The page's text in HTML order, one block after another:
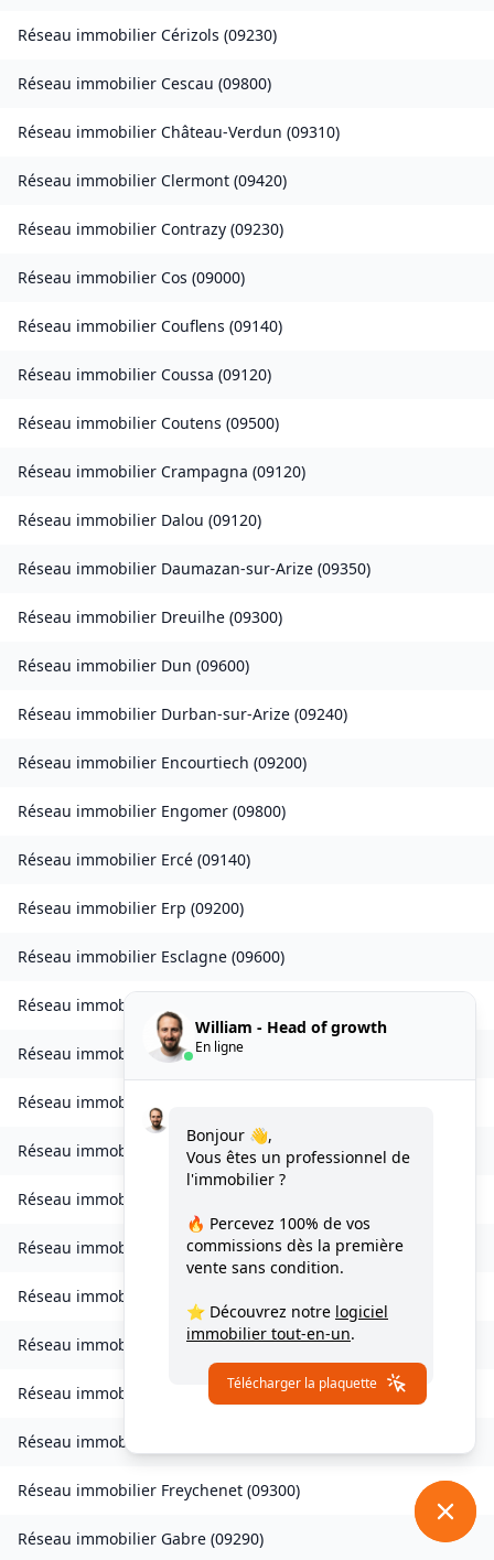
Réseau immobilier Cérizols (09230)
Réseau immobilier Cescau (09800)
Réseau immobilier Château-Verdun (09310)
Réseau immobilier Clermont (09420)
Réseau immobilier Contrazy (09230)
Réseau immobilier Cos (09000)
Réseau immobilier Couflens (09140)
Réseau immobilier Coussa (09120)
Réseau immobilier Coutens (09500)
Réseau immobilier Crampagna (09120)
Réseau immobilier Dalou (09120)
Réseau immobilier Daumazan-sur-Arize (09350)
Réseau immobilier Dreuilhe (09300)
Réseau immobilier Dun (09600)
Réseau immobilier Durban-sur-Arize (09240)
Réseau immobilier Encourtiech (09200)
Réseau immobilier Engomer (09800)
Réseau immobilier Ercé (09140)
Réseau immobilier Erp (09200)
Réseau immobilier Esclagne (09600)
Réseau immobilier
Réseau immobilierEsplas(09700
Réseau immobilier
Réseau immobilier Eycheil( 09200)
Réseau immobilier
Réseau immobilier Ferrières-sur-Ariège(09000)
Réseau immobilier
Réseau immobilier Fornex(09350)
Réseau immobilier Le Fossat (09130 )
Réseau immobilier
Réseau immobilier Freychenet (09300)
Réseau immobilier Gabre (09290)
William - Head of growth
En ligne
Bonjour 👋,
Vous êtes un professionnel de
l'immobilier ?
🔥 Percevez 100% de vos
commissions dès la première
vente sans condition.
⭐ Découvrez notre logiciel
immobilier tout-en-un.
Télécharger la plaquette